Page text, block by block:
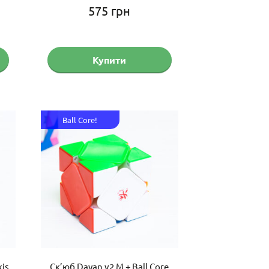
575 грн
Купити
Ск’юб Dayan v2 M + Ball Core
Ball Core!